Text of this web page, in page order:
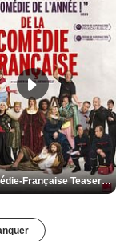
De la Comédie-Française Teaser VF